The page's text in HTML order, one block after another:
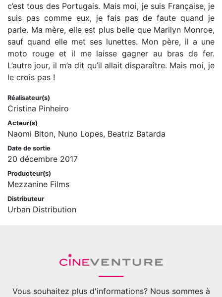
c’est tous des Portugais. Mais moi, je suis Française, je
suis pas comme eux, je fais pas de faute quand je
parle. Ma mère, elle est plus belle que Marilyn Monroe,
sauf quand elle met ses lunettes. Mon père, il a une
moto rouge et il me laisse gagner au bras de fer.
L’autre jour, il m’a dit qu’il allait disparaître. Mais moi, je
le crois pas !
Réalisateur(s)
Cristina Pinheiro
Acteur(s)
Naomi Biton, Nuno Lopes, Beatriz Batarda
Date de sortie
20 décembre 2017
Producteur(s)
Mezzanine Films
Distributeur
Urban Distribution
Vous souhaitez plus d'informations? Nous sommes à